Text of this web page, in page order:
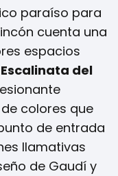
paraíso para
cuenta una
espacios
Escalinata del
colores que
de entrada
llamativas
de Gaudí y